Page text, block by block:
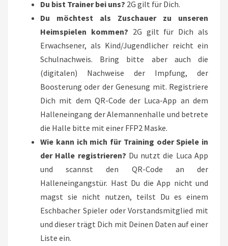
Du bist Trainer bei uns? 2G gilt für Dich.
Du möchtest als Zuschauer zu unseren
Heimspielen kommen? 2G gilt für Dich als
Erwachsener, als Kind/Jugendlicher reicht ein
Schulnachweis. Bring bitte aber auch die
(digitalen) Nachweise der Impfung, der
Boosterung oder der Genesung mit. Registriere
Dich mit dem QR-Code der Luca-App an dem
Halleneingang der Alemannenhalle und betrete
die Halle bitte mit einer FFP2 Maske.
Wie kann ich mich für Training oder Spiele in
der Halle registrieren? Du nutzt die Luca App
und scannst den QR-Code an der
Halleneingangstür. Hast Du die App nicht und
magst sie nicht nutzen, teilst Du es einem
Eschbacher Spieler oder Vorstandsmitglied mit
und dieser trägt Dich mit Deinen Daten auf einer
Liste ein.